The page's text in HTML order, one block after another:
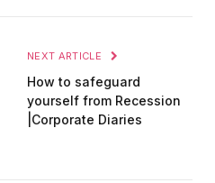
NEXT ARTICLE
How to safeguard
yourself from Recession
|Corporate Diaries